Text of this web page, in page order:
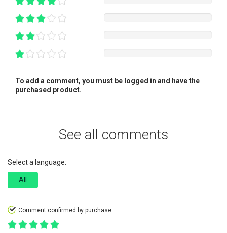
To add a comment, you must be logged in and have the
purchased product.
See all comments
Select a language:
All
Comment confirmed by purchase